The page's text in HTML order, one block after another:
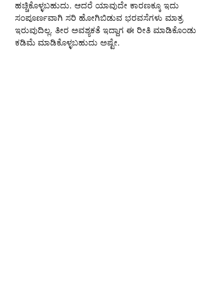
ಹಚ್ಚಿಕೊಳ್ಳಬಹುದು. ಆದರೆ ಯಾವುದೇ ಕಾರಣಕ್ಕೂ ಇದು
ಸಂಪೂರ್ಣವಾಗಿ ಸರಿ ಹೋಗಿಬಿಡುವ ಭರವಸೆಗಳು ಮಾತ್ರ
ಇರುವುದಿಲ್ಲ. ತೀರ ಅವಶ್ಯಕತೆ ಇದ್ದಾಗ ಈ ರೀತಿ ಮಾಡಿಕೊಂಡು
ಕಡಿಮೆ ಮಾಡಿಕೊಳ್ಳಬಹುದು ಅಷ್ಟೇ.